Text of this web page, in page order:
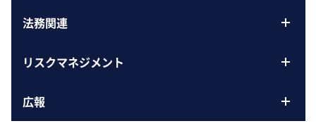
法務関連
リスクマネジメント
広報